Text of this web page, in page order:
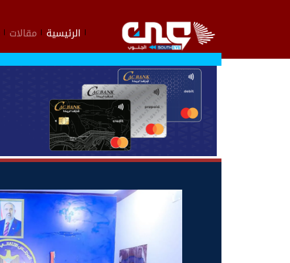
الرئيسية مقالات